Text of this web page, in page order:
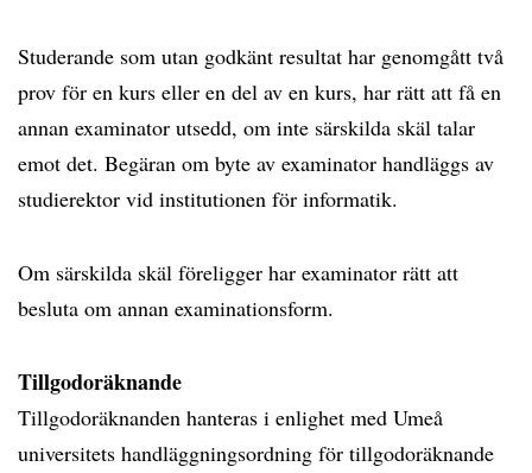
Studerande som utan godkänt resultat har genomgått två
prov för en kurs eller en del av en kurs, har rätt att få en
annan examinator utsedd, om inte särskilda skäl talar
emot det. Begäran om byte av examinator handläggs av
studierektor vid institutionen för informatik.
Om särskilda skäl föreligger har examinator rätt att
besluta om annan examinationsform.
Tillgodoräknande
Tillgodoräknanden hanteras i enlighet med Umeå
universitets handläggningsordning för tillgodoräknande